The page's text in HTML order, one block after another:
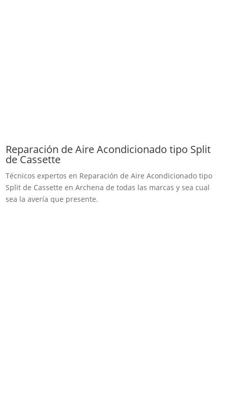
Reparación de Aire Acondicionado tipo Split
de Cassette
Técnicos expertos en Reparación de Aire Acondicionado tipo
Split de Cassette en Archena de todas las marcas y sea cual
sea la avería que presente.